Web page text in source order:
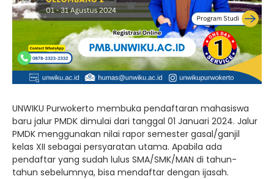
UNWIKU Purwokerto membuka pendaftaran mahasiswa
baru jalur PMDK dimulai dari tanggal 01 Januari 2024. Jalur
PMDK menggunakan nilai rapor semester gasal/ganjil
kelas XII sebagai persyaratan utama. Apabila ada
pendaftar yang sudah lulus SMA/SMK/MAN di tahun-
tahun sebelumnya, bisa mendaftar dengan ijasah.